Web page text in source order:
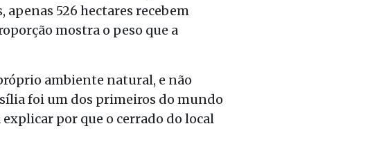
apenas 526 hectares recebem
mostra o peso que a
ambiente natural, e não
foi um dos primeiros do mundo
por que o cerrado do local